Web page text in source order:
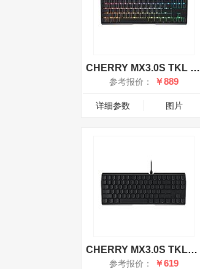
CHERRY MX3.0S TKL RGB有线键盘 静音红轴
参考报价： ￥889
详细参数 图片
CHERRY MX3.0S TKL无光有线键盘 静音红轴
参考报价： ￥619